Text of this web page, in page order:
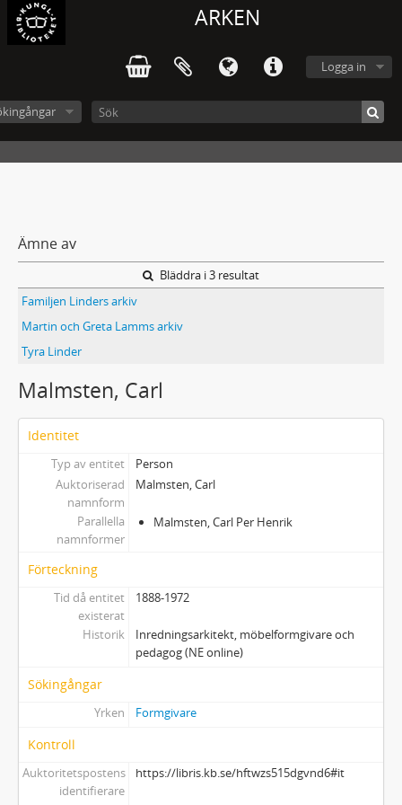
ARKEN
Logga in
Ämne av
Bläddra i 3 resultat
Familjen Linders arkiv
Martin och Greta Lamms arkiv
Tyra Linder
Malmsten, Carl
Identitet
Typ av entitet
Person
Auktoriserad
namnform
Malmsten, Carl
Parallella
namnformer
Malmsten, Carl Per Henrik
Förteckning
Tid då entitet
existerat
1888-1972
Historik
Inredningsarkitekt, möbelformgivare och
pedagog (NE online)
Sökingångar
Yrken Formgivare
Kontroll
Auktoritetspostens
identifierare
https://libris.kb.se/hftwzs515dgvnd6#it